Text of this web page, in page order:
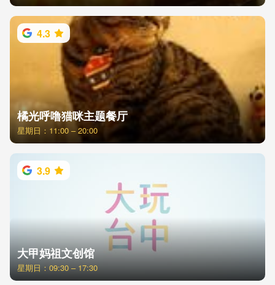
4.3
橘光呼噜猫咪主题餐厅
星期日：11:00 – 20:00
3.9
大甲妈祖文创馆
星期日：09:30 – 17:30